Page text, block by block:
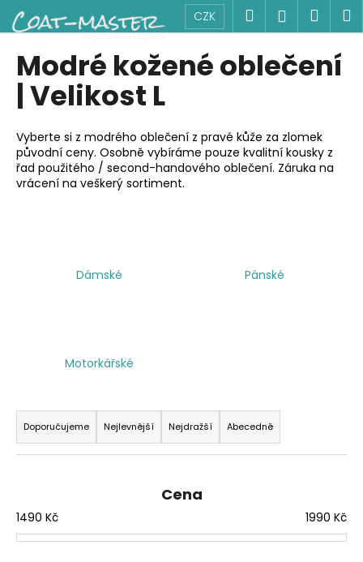
Přejít
na
obsah
CZK Hledat
Modré kožené oblečení
| Velikost L
Vyberte si z modrého oblečení z pravé kůže za zlomek
původní ceny. Osobně vybíráme pouze kvalitní kousky z
řad použitého / second-handového oblečení. Záruka na
vrácení na veškerý sortiment.
Dámské Pánské
Motorkářské
Ř
a
z
í
p
Doporučujeme Nejlevnější Nejdražší Abecedně
Cena
1490 Kč 1990 Kč
o
C
o
p
o
t
ř
j
t